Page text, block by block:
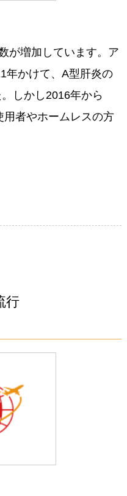
が増加しています。ア
年かけて、A型肝炎の
しかし2016年から
者やホームレスの方
行